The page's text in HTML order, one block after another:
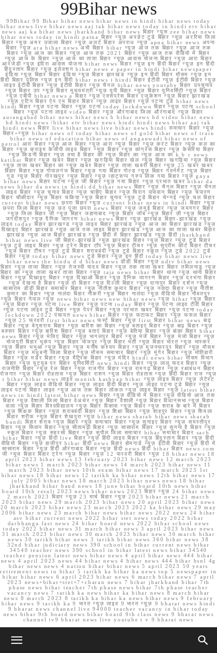
99Bihar news
99Bihar 99 Bihar bihar news bihar news in hindi bihar news today
bihar news live bihar news aaj tak bihar news today in hindi etv bihar
news aaj ka bihar news jharkhand bihar news बिहार न्यूस zee bihar news
bihar news today in hindi patna बिहार न्यूज़ अपडेट टुडे बिहार न्यूज़ अररिया जिला
बिहार न्यूज़ अमर उजाला बिहार न्यूज़ अलर्ट बिहार अपराध न्यूज़ apna bihar news अपना
बिहार न्यूज़ ara bihar news अभी बिहार bihar न्यूज़ आज तक बिहार न्यूज़ आज तक
बिहार न्यूज़ आज का बिहार न्यूज़ आज तक 2021 बिहार न्यूज़ आज तक वीडियो में बिहार
न्यूज़ आज के बिहार न्यूज़ आज का ताजा बिहार न्यूज़ आवास योजना बिहार न्यूज़ आरा बिहार
आरजेडी न्यूज़ इंदिरा आवास योजना bihar news बिहार न्यूज़ इन हिंदी बिहार न्यूज़ इन हिंदी
हिंदुस्तान बिहार न्यूज़ इलेक्शन bihar news e paper in hindi bihar newspaper
इंडिया न्यूज़ बिहार बिहार इंडिया न्यूज़ बिहार झारखंड न्यूज़ इन हिंदी बिहार मौसम न्यूज़ इन
हिंदी बिहार पुलिस न्यूज़ इन हिंदी bihar news i hindi बिहार ईटीवी न्यूज़ ईटीवी बिहार न्यूज़
लाइव ईटीवी बिहार न्यूज़ ईटीवी बिहार न्यूज़ चैनल bihar news youtube बिहार उपचुनाव
न्यूज़ बिहार उप न्यूज़ बिहार मुख्यमंत्री न्यूज़ यूपी बिहार न्यूज़ बिहार यूनिवर्सिटी न्यूज़ बिहार
न्यूज़ एबीपी bihar news a बिहार न्यूज़ एक्सप्रेस बिहार एजुकेशन न्यूज़ बिहार झारखंड
न्यूज़ एटिन बिहार ऐप एम बिहार बिहार न्यूज़ लाइव बिहार न्यूज़ पटना टुडे bihar news
hindi बिहार न्यूज़ पटना बिहार न्यूज़ पटना today lockdown बिहार न्यूज़ पटना school
बिहार न्यूज़ पटना लाइव video बिहार न्यूज़ औरंगाबाद जिला औरंगाबाद न्यूज़ बिहार
aurangabad bihar news bihar news h bihar news hd video bihar news
hd hindi news /bihar etv bihar news hindi hindi news bihar aaj tak
hindi news बिहार live bihar news live bihar news hindi समाचार बिहार न्यूज़
बिहार+न्यूज़ bihar news of today bihar news of gold bihar news of train
bihar news of education bihar news of anganwadi bihar news of
petrol आरा बिहार न्यूज़ आज बिहार न्यूज़ आरा न्यूज़ बिहार न्यूज़ करंट बिहार न्यूज़ कल का
बिहार न्यूज़ क्राइम केजीपी लाइव बिहार न्यूज़ बिहार न्यूज़ कांग्रेस बिहार न्यूज़ केसरिया बिहार
न्यूज़ किडनी बिहार न्यूज़ क्या है बिहार की न्यूज़ बिहार का न्यूज़ आज का k b c news
katihar बिहार न्यूज़ खबर बिहार न्यूज़ खगड़िया बिहार खेल न्यूज़ बिहार खगड़िया न्यूज़ बिहार
न्यूज़ ताजा खबर बिहार का न्यूज़ खबर बिहार न्यूज़ ताजा खबरी बिहार न्यूज़ 25 खबर खबर
बिहार बिहार न्यूज़ गोपालगंज बिहार न्यूज़ गया बिहार गोल्ड न्यूज़ बिहार गवर्नमेंट न्यूज़ बिहार
गुड न्यूज़ बिहार गोरखपुर न्यूज़ बिहार न्यूज़ व्हाट्सप्प ग्रुप लिंक गया बिहार न्यूज़ gaya
bihar news बिहार घटना न्यूज़ जी बिहार न्यूज़ गया बिहार न्यूज़ प्रभात खबर bihar da
news bihar da news in hindi dd bihar news बिहार न्यूज़ चैनल बिहार न्यूज़ चैनल
लाइव बिहार न्यूज़ चुनाव बिहार न्यूज़ चाहिए बिहार न्यूज़ चिराग पासवान बिहार न्यूज़ चंपारण
बिहार चौकीदार न्यूज़ बिहार चकिया न्यूज़ बिहार चुनाव न्यूज़ टुडे बिहार चेन्नई न्यूज़ चल बिहार
current bihar news छपरा बिहार न्यूज़ current bihar news in hindi बिहार न्यूज़
छपरा जिला बिहार न्यूज़ छठ पूजा छपरा news बिहार न्यूज़ जमुई बिहार न्यूज़ जयनगर बिहार
न्यूज़ जिला बिहार जी न्यूज़ बिहार जहानाबाद न्यूज़ बिहार जॉब न्यूज़ बिहार ज़ी न्यूज़ बिहार
जगदीशपुर न्यूज़ दैनिक जागरण bihar news बिहार न्यूज़ झारखंड बिहार-झारखंड न्यूज़
लाइव today बिहार झारखण्ड न्यूज़ लाइव बिहार झारखंड न्यूज़ आज का बिहार झारखंड न्यूज़
दिखाइए बिहार झारखंड न्यूज़ आज तक लाइव बिहार झारखंड न्यूज़ आज का ताजा खबर बिहार
झारखंड न्यूज़ आज बिहार झारखंड न्यूज़ हिंदी में बिहार झारखंड न्यूज़ हिंदी jharkhand
bihar news live जी बिहार-झारखंड न्यूज़ झारखंड बिहार न्यूज़ बिहार न्यूज़ टुडे बिहार
न्यूज़ टुडे लाइव बिहार न्यूज़ ट्रेन बिहार टॉप न्यूज़ बिहार टीचर न्यूज़ सुप्रीम कोर्ट बिहार टीचर
न्यूज़ बिहार टीचर न्यूज़ टुडे बिहार शराबबंदी न्यूज़ टुडे बिहार स्कूल न्यूज़ टुडे 2022 टुडे
बिहार न्यूज़ today bihar news टुडे बिहार न्यूज़ इन हिंदी today bihar news live
bihar news the hindu d d bihar news डीडी बिहार न्यूज़ ndtv bihar news
बिहार न्यूज़ ताजा बिहार न्यूज़ तेजस्वी यादव बिहार न्यूज़ तक ताजा खबर बिहार तमिलनाडु न्यूज़
बिहार का न्यूज़ ताजा खबर ताजा बिहार न्यूज़ taja news bihar बिहार थाना न्यूज़ थाना बिहार
बिहार न्यूज़ दिखाइए बिहार न्यूज़ दिखाओ बिहार न्यूज़ दैनिक जागरण बिहार न्यूज़ दरभंगा बिहार
न्यूज़ देखना है बिहार न्यूज़ दो बिहार न्यूज़ दिल्ली बिहार न्यूज़ दानापुर बिहार दर्शन न्यूज़
सासाराम डीडी बिहार समाचार बिहार न्यूज़ नीतीश कुमार बिहार न्यूज़ नवादा बिहार न्यूज़ नीतीश
कुमार का बिहार न्यूज़ नालंदा बिहार नौकरी न्यूज़ बिहार नालंदा न्यूज़ वीडियो बिहार नौबतपुर
न्यूज़ बिहार नेपाल न्यूज़ news bihar news new bihar news न्यूज़ bihar न्यूज़ बिहार
न्यूज़ बिहार न्यूज़ पटना live बिहार न्यूज़ पटना today बिहार न्यूज़ पटना लाइव टीवी बिहार
न्यूज़ पटना लाइव टुडे बिहार न्यूज़ पेपर बिहार न्यूज़ प्रभात खबर बिहार न्यूज़ पटना today
lockdown 2022 पंचायत news bihar बिहार न्यूज़ फटाफट बिहार न्यूज़ फसल बिहार
न्यूज़ 25 फरवरी first bihar news फर्स्ट बिहार न्यूज़ first बिहार bihar news बाढ़
बिहार न्यूज़ बेगूसराय बिहार न्यूज़ बारिश का बिहार न्यूज़ बताइए बिहार न्यूज़ बाढ़ बिहार न्यूज़
बक्सर बिहार न्यूज़ बारिश बिहार न्यूज़ बताएं बिहार न्यूज़ बेतिया बिहार न्यूज़ बांका बिहार bihar
news बिहार न्यूज़ भेजिए बिहार न्यूज़ भागलपुर बिहार न्यूज़ भेजें बिहार न्यूज़ भेजो बिहार न्यूज़
भोजपुरी बिहार भूकंप न्यूज़ बिहार भोजपुर न्यूज़ बिहार भर्ती न्यूज़ बिहार भारत न्यूज़ भास्कर
न्यूज़ बिहार भभुआ न्यूज़ बिहार न्यूज़ मनीष कश्यप बिहार न्यूज़ मुजफ्फरपुर बिहार न्यूज़ मौसम
बिहार न्यूज़ मधुबनी जिला बिहार न्यूज़ मौसम समाचार बिहार न्यूज़ मुंगेर बिहार न्यूज़ मोतिहारी
बिहार न्यूज़ मर्डर बिहार न्यूज़ मैट्रिक बिहार न्यूज़ मंदिर hindi news bihar मौसम विभाग
बिहार न्यूज़ यूट्यूब पर बिहार यूनिवर्सिटी news hindi बिहार न्यूज़ लालू यादव बिहार न्यूज़
राजनीति बिहार न्यूज़ रेल बिहार न्यूज़ राजगीर बिहार न्यूज़ रामगढ़ बिहार न्यूज़ रक्षाबंधन बिहार
रोजगार न्यूज़ बिहार रोहतास न्यूज़ बिहार राशन न्यूज़ बिहार रोहतास न्यूज़ हिंदी बिहार राज न्यूज़
r bihar bihar news लाइव manish kashyap bihar न्यूज़ लाइव बिहार न्यूज़ लेटेस्ट
बिहार न्यूज़ लाइव वीडियो बिहार न्यूज़ लाइव हिंदी बिहार न्यूज़ लाइव पटना टुडे बिहार न्यूज़
लाइव पटना बिहार लाइव न्यूज़ आज तक बिहार लोकल न्यूज़ लाइव बिहार न्यूज़ latest bihar
news in hindi latest bihar news बिहार न्यूज़ वीडियो में बिहार न्यूज़ वीडियो आज तक
बिहार न्यूज़ वैशाली जिला बिहार वेअथेर न्यूज़ बिहार वैशाली न्यूज़ बिहार विधानसभा न्यूज़ बिहार
वाला न्यूज़ बिहार विश्वविद्यालय न्यूज़ बिहार विकास न्यूज़ बिहार न्यूज़ शराब के बारे में बिहार
न्यूज़ शिक्षक बिहार न्यूज़ शराबबंदी बिहार न्यूज़ शिक्षा बिहार न्यूज़ शाहपुर बिहार न्यूज़ शिमला
बिहार शरीफ न्यूज़ बिहार शेखपुरा न्यूज़ bihar news sharab bihar news sharab
bandi बिहार शराब न्यूज़ बिहार न्यूज़ समाचार बिहार न्यूज़ सुनाइए बिहार न्यूज़ समस्तीपुर
बिहार न्यूज़ सिवान बिहार न्यूज़ सीतामढ़ी बिहार न्यूज़ सासाराम बिहार न्यूज़ सुनना है बिहार न्यूज़
स्कूल बिहार न्यूज़ सहरसा बिहार न्यूज़ सुपौल जिला समाचार bihar समाचार बिहार sach
bihar बिहार न्यूज़ हिंदी live बिहार न्यूज़ हिंदी लाइव बिहार न्यूज़ हिंदुस्तान बिहार न्यूज़ हिंदी
वीडियो बिहार न्यूज़ हाजीपुर bihar हिंदी news बिहार होमगार्ड न्यूज़ ईटीवी बिहार न्यूज़ हिंदी में
सासाराम बिहार न्यूज़ हिंदी औरंगाबाद बिहार न्यूज़ हिंदी news हिंदी bihar बिहार news.com
जी न्यूज बिहार बिहार ट्रेन न्यूज़ बिहार न्यूज़ 12 फरवरी बिहार न्यूज़ 18 bihar news 18
april 2023 bihar news 13 february 2023 bihar news 12 march 2023
bihar news 1 march 2023 bihar news 14 march 2023 bihar news 11
march 2023 bihar news 10th exam bihar news 17 march 2023 1st
bihar news 18 bihar news 12 tarikh ka bihar news 12th bihar news 17
july 2005 bihar news 18 march 2023 bihar news news 18 bihar
jharkhand bihar band news 18 june bihar board 10th news bihar
board 10th result 2023 news bihar news 2023 बिहार न्यूज़ 24 bihar news
2 march 2023 बिहार न्यूज़ 23 मार्च बिहार न्यूज़ 2023 bihar news 21 march
2023 bihar news 29 march 2023 bihar news 20 april 2023 bihar news
20 march 2023 bihar news 23 march 2023 2022 ka bihar news 29 may
2006 bihar news 23 march bihar news bihar news 2022 news 24 bihar
asv bihar current news 2022 bihar stet news today 2022 bihar
darbhanga fast news 24 bihar board news 2022 bihar school news
today 2022 bihar news 31 march bihar news 3 april 2023 bihar news
31 march 2023 bihar news 30 march 2023 bihar news 30 march bihar
news 30 tarikh bihar news 3 tarikh bihar news 360 bihar news 38
32nd bihar judiciary news 390 school in bihar current news bihar
34540 teacher news 390 school in bihar latest news bihar 34540
teacher pension latest news bihar news 4 april bihar news 444 bihar
news 4 april 2023 news 44 bihar news 4 bihar news 444 bihar bsnl 4g
bihar news news 4 nation bihar bihar news 5 april 2023 50 years
retirement news in bihar 5 tarikh ka bihar ka news top 5 newspaper in
bihar bihar news 6 april 2023 bihar news 6 march bihar news 7 april
2023 news+bihar+stet+7+charan news 7 bihar jharkhand bihar 7th
phase news bihar teacher 7th phase news bihar 7th phase teacher
vacancy news 7 tarikh ka news bihar ka bihar news 8 march bihar
news 8 march 2023 8 tarikh ka bihar ka news bihar news 9 february
bihar news 9 tarikh ka 9 भारत न्यूज़ लाइव 9 भारत न्यूज़ 9 bharat news hindi
9 bharat news channel live 94000 teacher vacancy in bihar today
news bihar 9th board news bihar board 9th class news 9 bharat news
channel tv9 bharat news live youtube t v 9 bharat news